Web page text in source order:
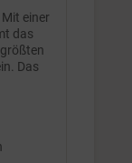
einer
das
Das
und